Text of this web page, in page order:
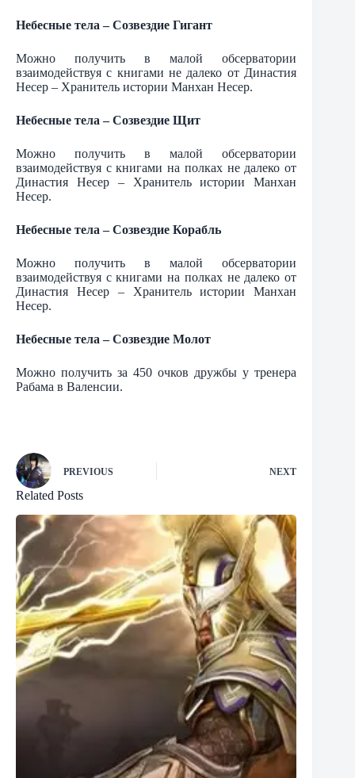
Небесные тела – Созвездие Гигант
Можно получить в малой обсерватории
взаимодействуя с книгами не далеко от Династия
Несер – Хранитель истории Манхан Несер.
Небесные тела – Созвездие Щит
Можно получить в малой обсерватории
взаимодействуя с книгами на полках не далеко от
Династия Несер – Хранитель истории Манхан
Несер.
Небесные тела – Созвездие Корабль
Можно получить в малой обсерватории
взаимодействуя с книгами на полках не далеко от
Династия Несер – Хранитель истории Манхан
Несер.
Небесные тела – Созвездие Молот
Можно получить за 450 очков дружбы у тренера
Рабама в Валенсии.
PREVIOUS NEXT
Related Posts